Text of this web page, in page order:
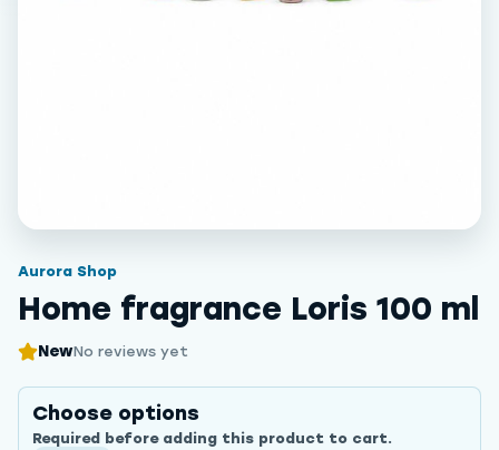
Aurora Shop
Home fragrance Loris 100 ml
NewNo reviews yet
Choose options
Required before adding this product to cart.